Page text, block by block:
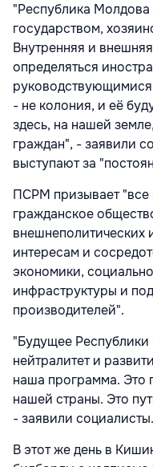
"Республика
государством,
Внутренняя и
определяться
- не колония, и её
здесь, на нашей
граждан", - заявили
выступают за
ПСРМ призывает "все
гражданское
внешнеполитических
интересам и
экономики,
инфраструктуры и
производителей".
"Будущее Республики
нейтралитет и
наша программа. Это
нашей страны. Это
- заявили социалисты.
В этот же день в